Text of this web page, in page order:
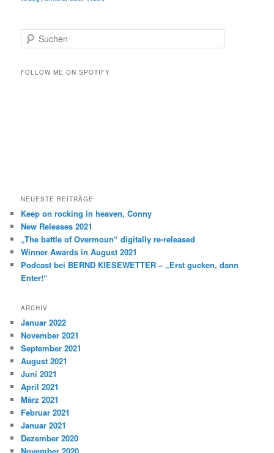
u
h
FOLLOW ME ON SPOTIFY
NEUESTE BEITRÄGE
Keep on rocking in heaven, Conny
New Releases 2021
„The battle of Overmoun“ digitally re-released
Winner Awards in August 2021
Podcast bei BERND KIESEWETTER – „Erst gucken, dann
Enter!“
ARCHIV
Januar 2022
November 2021
September 2021
August 2021
Juni 2021
April 2021
März 2021
Februar 2021
Januar 2021
Dezember 2020